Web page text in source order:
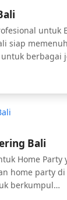
untuk
siap
berbagai
Bali
Home Party
home party
berkumpul…